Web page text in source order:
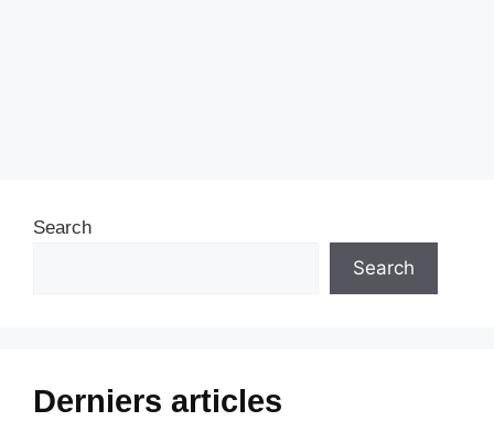
Search
Search
Derniers articles